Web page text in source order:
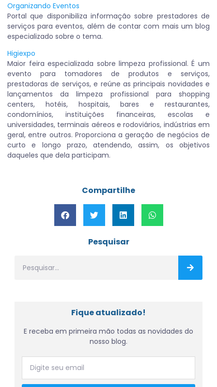
Pesquisar
Fique atualizado!
E receba em primeira mão todas as novidades do
nosso blog.
Organizando Eventos
Portal que disponibiliza informação sobre prestadores de
serviços para eventos, além de contar com mais um blog
especializado sobre o tema.
Higiexpo
Maior feira especializada sobre limpeza profissional. É um
evento para tomadores de produtos e serviços,
prestadoras de serviços, e reúne as principais novidades e
lançamentos da limpeza profissional para shopping
centers, hotéis, hospitais, bares e restaurantes,
condomínios, instituições financeiras, escolas e
universidades, terminais aéreos e rodoviários, indústrias em
geral, entre outros. Proporciona a geração de negócios de
curto e longo prazo, atendendo, assim, os objetivos
daqueles que dela participam.
Compartilhe